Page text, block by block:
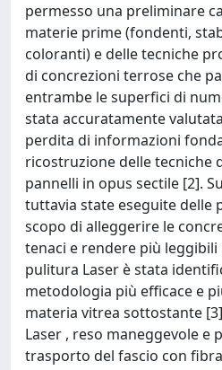
permesso una preliminare
materie prime (fondenti,
coloranti) e delle tecniche
di concrezioni terrose che
entrambe le superfici di
stata accuratamente
perdita di informazioni
ricostruzione delle tecniche
pannelli in opus sectile [2].
tuttavia state eseguite delle
scopo di alleggerire le
tenaci e rendere più
pulitura Laser è stata
metodologia più efficace e
materia vitrea sottostante
Laser , reso maneggevole e
trasporto del fascio con